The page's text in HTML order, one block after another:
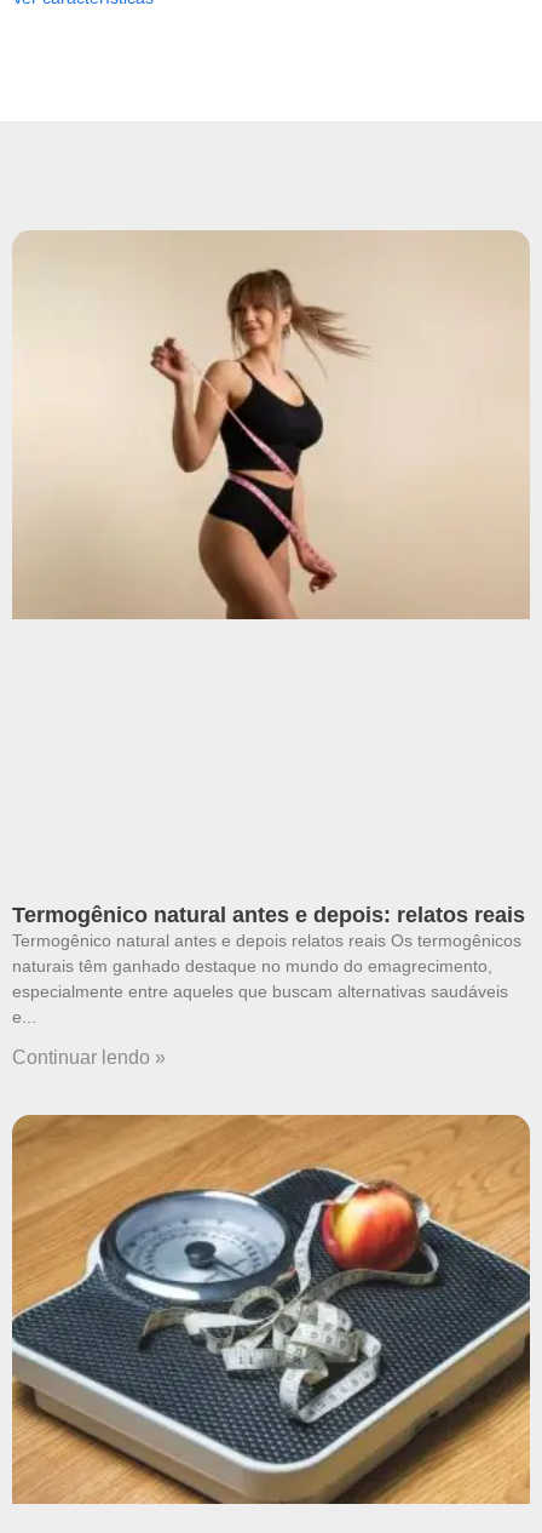
Termogênico natural antes e depois: relatos reais
Termogênico natural antes e depois relatos reais Os termogênicos
naturais têm ganhado destaque no mundo do emagrecimento,
especialmente entre aqueles que buscam alternativas saudáveis
e
Continuar lendo »